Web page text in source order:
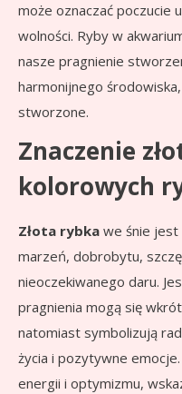
może oznaczać poczucie
wolności. Ryby w
nasze pragnienie
harmonijnego
stworzone.
Znaczenie
kolorowych
Złota rybka we śnie jest
marzeń, dobrobytu,
nieoczekiwanego daru.
pragnienia mogą się
natomiast symbolizują
życia i pozytywne
energii i optymizmu,